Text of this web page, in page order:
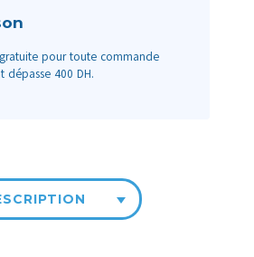
pour toute commande
400 DH.